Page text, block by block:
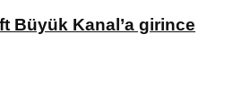
Büyük Kanal’a girince